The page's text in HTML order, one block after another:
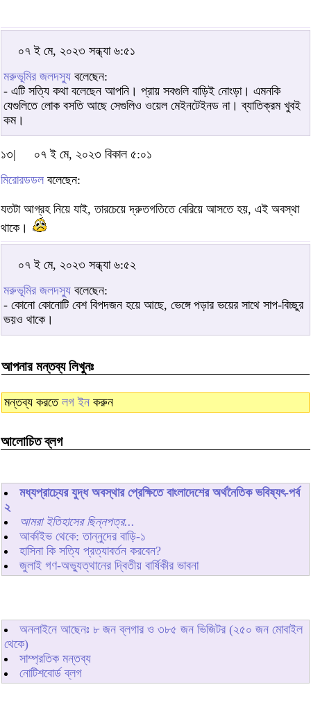
০৭ ই মে, ২০২৩ সন্ধ্যা ৬:৫১
মরুভূমির জলদস্যু বলেছেন:
- এটি সত্যি কথা বলেছেন আপনি। প্রায় সবগুলি বাড়িই নোংড়া। এমনকি
যেগুলিতে লোক বসতি আছে সেগুলিও ওয়েল মেইনটেইনড না। ব্যাতিক্রম খুবই
কম।
১৩|
০৭ ই মে, ২০২৩ বিকাল ৫:০১
মিরোরডডল বলেছেন:
যতটা আগ্রহ নিয়ে যাই, তারচেয়ে দ্রুতগতিতে বেরিয়ে আসতে হয়, এই অবস্থা
থাকে।
০৭ ই মে, ২০২৩ সন্ধ্যা ৬:৫২
মরুভূমির জলদস্যু বলেছেন:
- কোনো কোনোটি বেশ বিপদজন হয়ে আছে, ভেঙ্গে পড়ার ভয়ের সাথে সাপ-বিচ্ছুর
ভয়ও থাকে।
আপনার মন্তব্য লিখুনঃ
মন্তব্য করতে লগ ইন করুন
আলোচিত ব্লগ
মধ্যপ্রাচ্যের যুদ্ধ অবস্থার প্রেক্ষিতে বাংলাদেশের অর্থনৈতিক ভবিষ্যৎ-পর্ব
২
আমরা ইতিহাসের ছিন্নপত্র...
আর্কাইভ থেকে: তান্নুদের বাড়ি-১
হাসিনা কি সত্যি প্রত্যাবর্তন করবেন?
জুলাই গণ-অভ্যুত্থানের দ্বিতীয় বার্ষিকীর ভাবনা
অনলাইনে আছেনঃ ৮জন ব্লগার ও ৩৮৫ জন ভিজিটর (২৫০ জন মোবাইল
থেকে)
সাম্প্রতিক মন্তব্য
নোটিশবোর্ড ব্লগ